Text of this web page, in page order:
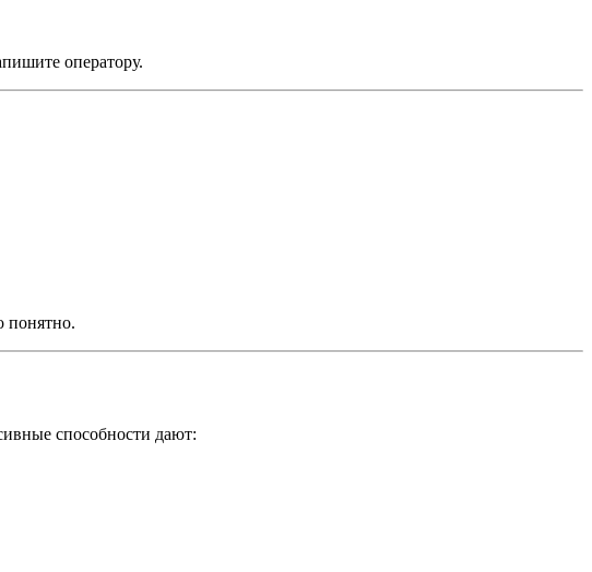
оператору.
понятно.
способности дают: